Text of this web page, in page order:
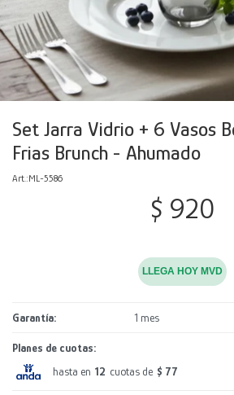
Set Jarra Vidrio + 6 Vasos
Frias Brunch - Ahumado
ML-5586
$ 920
LLEGA HOY MVD
Garantía 1 mes
Planes de cuotas:
hasta en 12 cuotas de $ 77
Mesas
Calefactores
Acolchados y Frazadas
Fundas
Decoración
Accesorios para el hogar
Accesorios
Muebles Infantiles